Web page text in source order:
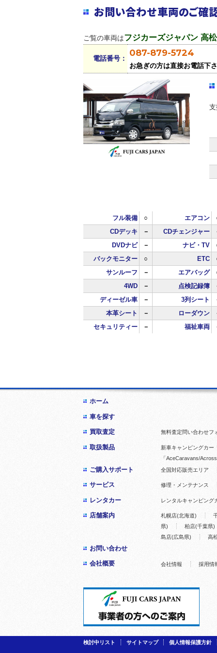
お問い合わせ車両のご確
ご覧の車両はフジカーズジャパン 高
電話番号： 087-879-5724
お急ぎの方は直接お電話下さ
支
フル装備 ○ エアコン
CDデッキ
－ CDチェンジャー
DVDナビ
－ ナビ・TV
バックモニター
○ ETC
サンルーフ
－ エアバッグ
4WD
－ 点検記録簿
ディーゼル車
－ 3列シート
本革シート
－ ローダウン
セキュリティー
－ 福祉車両
ホーム
車を探す
買取査定 無料査定問い合わせフ
取扱製品 新車キャンピングカー
「AceCaravans/Across
ご購入サポート 全国対応販売エリア
サービス 修理・メンテナンス
レンタカー レンタルキャンピング
店舗案内 札幌店(北海道)
県)
柏店(千葉県)
島店(広島県)
高
お問い合わせ
会社概要 会社情報 採用情
検討中リスト サイトマップ 個人情報保護方針